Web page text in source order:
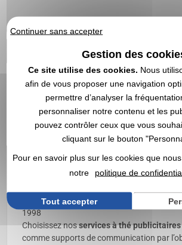
Service à thé
avec logo | Grossiste
Découvrez nosservices à thé publicitaires,
objets publicitaires, goodies et
cadeaux
1998
Choisissez nosservices à thé
comme supports de communication par
Continuer sans accepter
Gestion des
Ce site utilise des cookies. Nous
afin de vous proposer une navigation
permettre d’analyser la
personnaliser notre contenu et les
pouvez contrôler ceux que vous
cliquant sur le bouton
Pour en savoir plus sur les cookies que
notre
politique de
Tout accepter